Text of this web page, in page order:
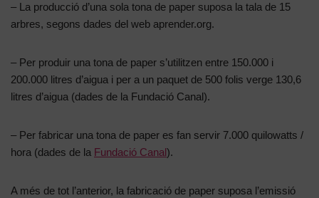
– La producció d’una sola tona de paper suposa la tala de 15
arbres, segons dades del web aprender.org.
– Per produir una tona de paper s’utilitzen entre 150.000 i
200.000 litres d’aigua i per a un paquet de 500 folis verge 130,6
litres d’aigua (dades de la Fundació Canal).
– Per fabricar una tona de paper es fan servir 7.000 quilowatts /
hora (dades de la Fundació Canal).
A més de tot l’anterior, la fabricació de paper suposa l’emissió